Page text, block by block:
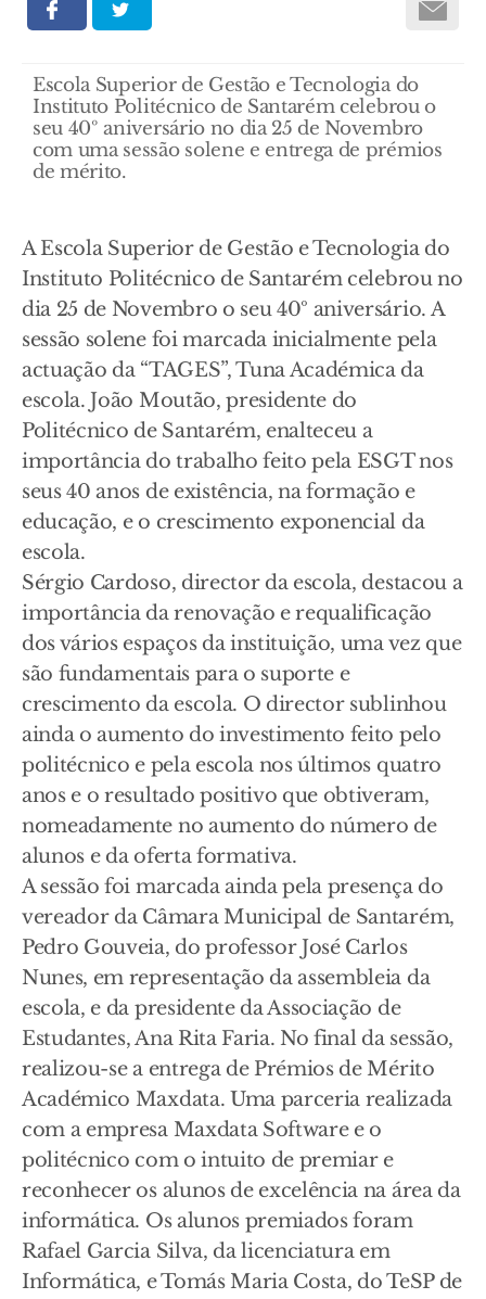
Escola Superior de Gestão e Tecnologia do
Instituto Politécnico de Santarém celebrou o
seu 40º aniversário no dia 25 de Novembro
com uma sessão solene e entrega de prémios
de mérito.
A Escola Superior de Gestão e Tecnologia do
Instituto Politécnico de Santarém celebrou no
dia 25 de Novembro o seu 40º aniversário. A
sessão solene foi marcada inicialmente pela
actuação da “TAGES”, Tuna Académica da
escola. João Moutão, presidente do
Politécnico de Santarém, enalteceu a
importância do trabalho feito pela ESGT nos
seus 40 anos de existência, na formação e
educação, e o crescimento exponencial da
escola.
Sérgio Cardoso, director da escola, destacou a
importância da renovação e requalificação
dos vários espaços da instituição, uma vez que
são fundamentais para o suporte e
crescimento da escola. O director sublinhou
ainda o aumento do investimento feito pelo
politécnico e pela escola nos últimos quatro
anos e o resultado positivo que obtiveram,
nomeadamente no aumento do número de
alunos e da oferta formativa.
A sessão foi marcada ainda pela presença do
vereador da Câmara Municipal de Santarém,
Pedro Gouveia, do professor José Carlos
Nunes, em representação da assembleia da
escola, e da presidente da Associação de
Estudantes, Ana Rita Faria. No final da sessão,
realizou-se a entrega de Prémios de Mérito
Académico Maxdata. Uma parceria realizada
com a empresa Maxdata Software e o
politécnico com o intuito de premiar e
reconhecer os alunos de excelência na área da
informática. Os alunos premiados foram
Rafael Garcia Silva, da licenciatura em
Informática, e Tomás Maria Costa, do TeSP de